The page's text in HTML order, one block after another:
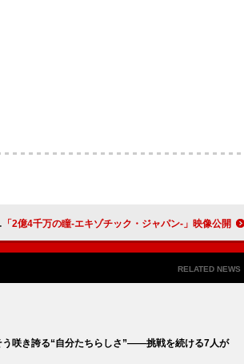
郷ひろみ、70歳の日本武道館公演「2億4千万の瞳-エキゾチック・ジャパン-」映像公開
RELATED NEWS
咲き誇る“自分たちらしさ”――挑戦を続ける7人が